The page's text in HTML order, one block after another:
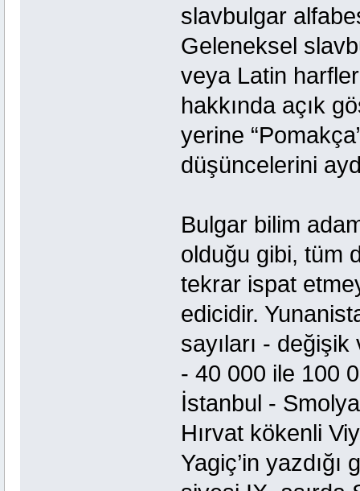
slavbulgar
Geleneksel
veya Latin
hakkında açık
yerine
düşüncelerini
Bulgar bilim
olduğu gibi, tüm
tekrar ispat
edicidir.
sayıları -
- 40 000 ile 100
İstanbul -
Hırvat kökenli
Yagiç’in